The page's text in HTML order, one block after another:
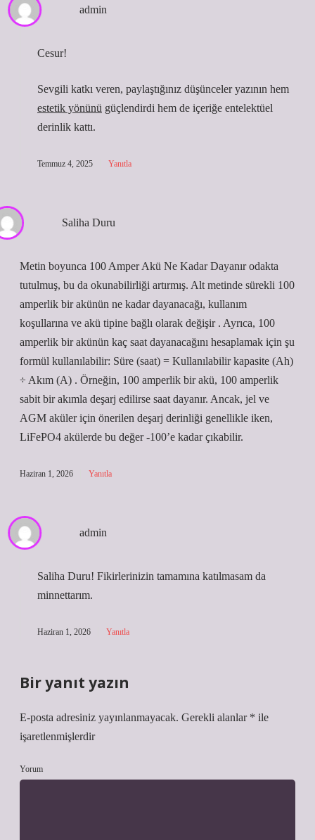
admin
Cesur!
Sevgili katkı veren, paylaştığınız düşünceler yazının hem
estetik yönünü güçlendirdi hem de içeriğe entelektüel
derinlik kattı.
Temmuz 4, 2025 Yanıtla
Saliha Duru
Metin boyunca 100 Amper Akü Ne Kadar Dayanır odakta
tutulmuş, bu da okunabilirliği artırmış. Alt metinde sürekli 100
amperlik bir akünün ne kadar dayanacağı, kullanım
koşullarına ve akü tipine bağlı olarak değişir . Ayrıca, 100
amperlik bir akünün kaç saat dayanacağını hesaplamak için şu
formül kullanılabilir: Süre (saat) = Kullanılabilir kapasite (Ah)
÷ Akım (A) . Örneğin, 100 amperlik bir akü, 100 amperlik
sabit bir akımla deşarj edilirse saat dayanır. Ancak, jel ve
AGM aküler için önerilen deşarj derinliği genellikle iken,
LiFePO4 akülerde bu değer -100’e kadar çıkabilir.
Haziran 1, 2026 Yanıtla
admin
Saliha Duru! Fikirlerinizin tamamına katılmasam da
minnettarım.
Haziran 1, 2026 Yanıtla
Bir yanıt yazın
E-posta adresiniz yayınlanmayacak. Gerekli alanlar * ile
işaretlenmişlerdir
Yorum